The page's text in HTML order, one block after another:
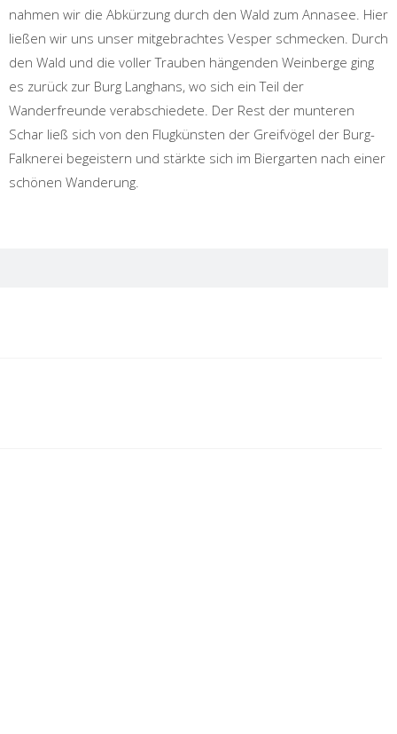
nahmen wir die Abkürzung durch den Wald zum Annasee. Hier
ließen wir uns unser mitgebrachtes Vesper schmecken. Durch
den Wald und die voller Trauben hängenden Weinberge ging
es zurück zur Burg Langhans, wo sich ein Teil der
Wanderfreunde verabschiedete. Der Rest der munteren
Schar ließ sich von den Flugkünsten der Greifvögel der Burg-
Falknerei begeistern und stärkte sich im Biergarten nach einer
schönen Wanderung.